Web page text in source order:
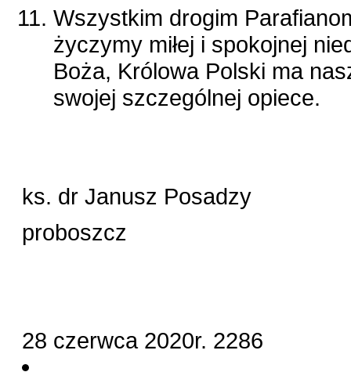
Wszystkim drogim
życzymy miłej i spokojnej
Boża, Królowa Polski ma
swojej szczególnej opiece.
ks. dr Janusz Posadzy
proboszcz
28 czerwca 2020r. 2286